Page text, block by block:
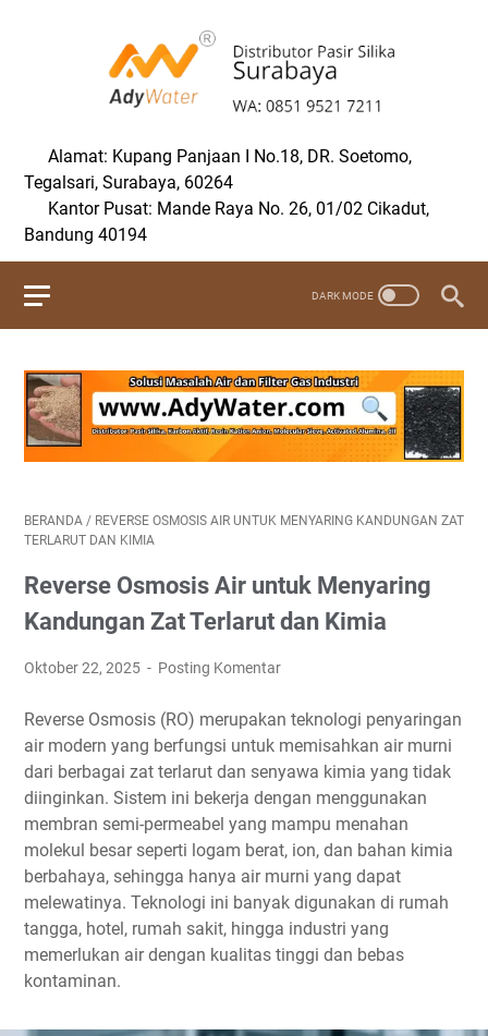
Alamat: Kupang Panjaan I No.18, DR. Soetomo,
Tegalsari, Surabaya, 60264
Kantor Pusat: Mande Raya No. 26, 01/02 Cikadut,
Bandung 40194
BERANDA / REVERSE OSMOSIS AIR UNTUK MENYARING KANDUNGAN ZAT
TERLARUT DAN KIMIA
Reverse Osmosis Air untuk Menyaring
Kandungan Zat Terlarut dan Kimia
Oktober 22, 2025 Posting Komentar
Reverse Osmosis (RO) merupakan teknologi penyaringan
air modern yang berfungsi untuk memisahkan air murni
dari berbagai zat terlarut dan senyawa kimia yang tidak
diinginkan. Sistem ini bekerja dengan menggunakan
membran semi-permeabel yang mampu menahan
molekul besar seperti logam berat, ion, dan bahan kimia
berbahaya, sehingga hanya air murni yang dapat
melewatinya. Teknologi ini banyak digunakan di rumah
tangga, hotel, rumah sakit, hingga industri yang
memerlukan air dengan kualitas tinggi dan bebas
kontaminan.